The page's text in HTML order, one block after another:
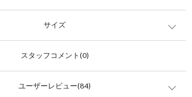
サイズ
スタッフコメント(0)
ユーザーレビュー(84)